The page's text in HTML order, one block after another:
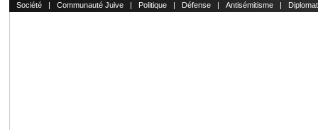
Société| Communauté Juive| Politique| Défense| Antisémitisme|